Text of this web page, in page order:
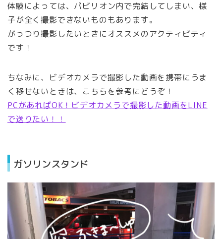
体験によっては、パビリオン内で完結してしまい、様
子が全く撮影できないものもあります。
がっつり撮影したいときにオススメのアクティビティ
です！
ちなみに、ビデオカメラで撮影した動画を携帯にうま
く移せないときは、こちらを参考にどうぞ！
PCがあればOK！ビデオカメラで撮影した動画をLINE
で送りたい！！
ガソリンスタンド